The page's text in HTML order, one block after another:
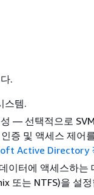
.
스템.
— 선택적으로
증 및 액세스 제어
Active Directory
이터에 액세스하는
또는 NTFS)을 설